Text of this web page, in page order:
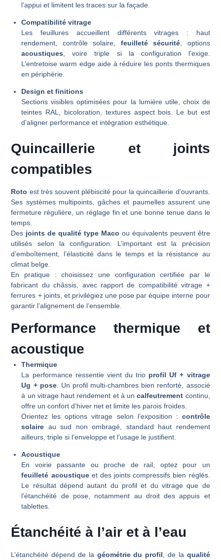
l’appui et limitent les traces sur la façade.
Compatibilité vitrage
Les feuillures accueillent différents vitrages : haut
rendement, contrôle solaire, feuilleté sécurité , options
acoustiques , voire triple si la configuration l’exige.
L’entretoise warm edge aide à réduire les ponts thermiques
en périphérie.
Design et finitions
Sections visibles optimisées pour la lumière utile, choix de
teintes RAL, bicoloration, textures aspect bois. Le but est
d’aligner performance et intégration esthétique.
Quincaillerie et joints
compatibles
Roto est très souvent plébiscité pour la quincaillerie d’ouvrants.
Ses systèmes multipoints, gâches et paumelles assurent une
fermeture régulière, un réglage fin et une bonne tenue dans le
temps.
Des joints de qualité type Maco ou équivalents peuvent être
utilisés selon la configuration. L’important est la précision
d’emboîtement, l’élasticité dans le temps et la résistance au
climat belge.
En pratique : choisissez une configuration certifiée par le
fabricant du châssis, avec rapport de compatibilité vitrage +
ferrures + joints, et privilégiez une pose par équipe interne pour
garantir l’alignement de l’ensemble.
Performance thermique et
acoustique
Thermique
La performance ressentie vient du trio profil Uf + vitrage
Ug + pose. Un profil multi-chambres bien renforté, associé
à un vitrage haut rendement et à uncalfeutrement continu,
offre un confort d’hiver net et limite les parois froides.
Orientez les options vitrage selon l’exposition : contrôle
solaire au sud non ombragé, standard haut rendement
ailleurs, triple si l’enveloppe et l’usage le justifient.
Acoustique
En voirie passante ou proche de rail, optez pour un
feuilleté acoustiqueet des joints compressifs bien réglés.
Le résultat dépend autant du profil et du vitrage que de
l’étanchéité de pose, notamment au droit des appuis et
tablettes.
Étanchéité à l’air et à l’eau
L’étanchéité dépend de la géométrie du profil , de la qualité